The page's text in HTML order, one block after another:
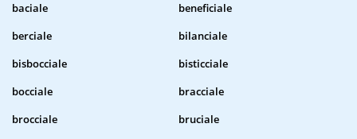
baciale
beneficiale
berciale
bilanciale
bisbocciale
bisticciale
bocciale
bracciale
brocciale
bruciale